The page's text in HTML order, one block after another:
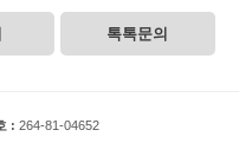
톡톡문의
: 264-81-04652